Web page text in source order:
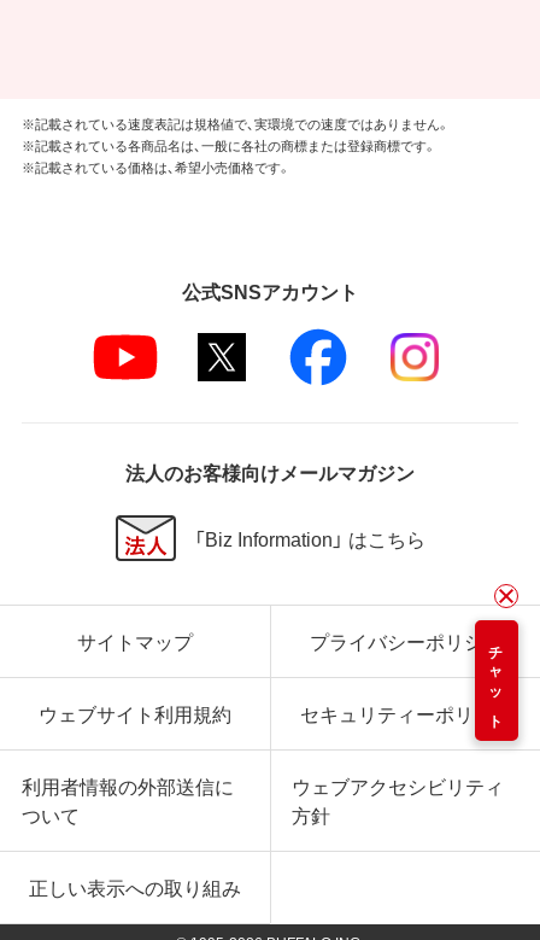
チャット
※記載されている速度表記は規格値で、実環境での速度ではありません。
※記載されている各商品名は、一般に各社の商標または登録商標です。
※記載されている価格は、希望小売価格です。
公式SNSアカウント
法人のお客様向けメールマガジン
「Biz Information」 はこちら
サイトマップ プライバシーポリシー
ウェブサイト利用規約 セキュリティーポリシー
利用者情報の外部送信に
ついて
ウェブアクセシビリティ
方針
正しい表示への取り組み